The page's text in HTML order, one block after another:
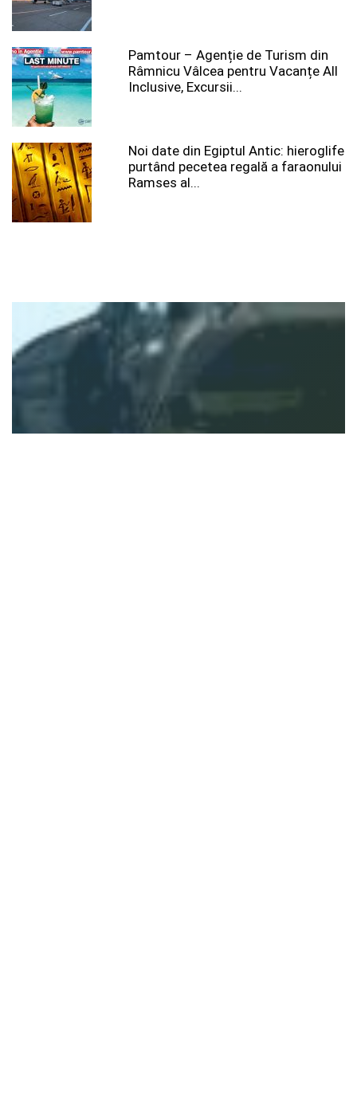
Pamtour – Agenție de Turism din
Râmnicu Vâlcea pentru Vacanțe All
Inclusive, Excursii...
Noi date din Egiptul Antic: hieroglife
purtând pecetea regală a faraonului
Ramses al...